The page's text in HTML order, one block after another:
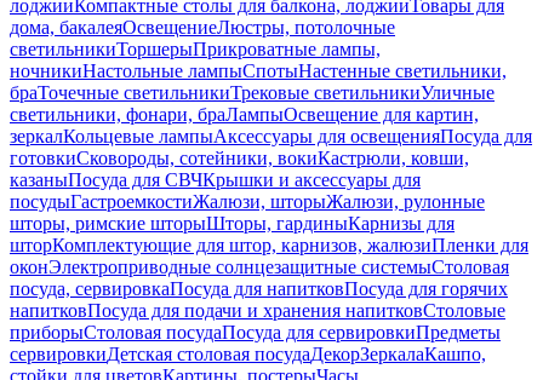
лоджииКомпактные столы для балкона, лоджииТовары для
дома, бакалеяОсвещениеЛюстры, потолочные
светильникиТоршерыПрикроватные лампы,
ночникиНастольные лампыСпотыНастенные светильники,
браТочечные светильникиТрековые светильникиУличные
светильники, фонари, браЛампыОсвещение для картин,
зеркалКольцевые лампыАксессуары для освещенияПосуда для
готовкиСковороды, сотейники, вокиКастрюли, ковши,
казаныПосуда для СВЧКрышки и аксессуары для
посудыГастроемкостиЖалюзи, шторыЖалюзи, рулонные
шторы, римские шторыШторы, гардиныКарнизы для
шторКомплектующие для штор, карнизов, жалюзиПленки для
оконЭлектроприводные солнцезащитные системыСтоловая
посуда, сервировкаПосуда для напитковПосуда для горячих
напитковПосуда для подачи и хранения напитковСтоловые
приборыСтоловая посудаПосуда для сервировкиПредметы
сервировкиДетская столовая посудаДекорЗеркалаКашпо,
стойки для цветовКартины, постерыЧасы